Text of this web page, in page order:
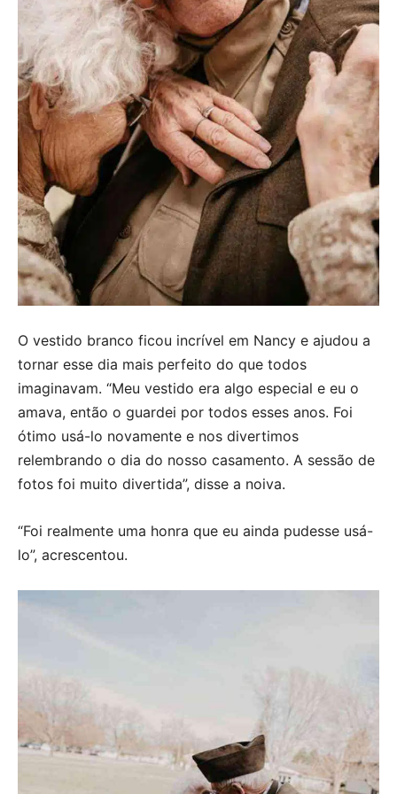
O vestido branco ficou incrível em Nancy e ajudou a
tornar esse dia mais perfeito do que todos
imaginavam. “Meu vestido era algo especial e eu o
amava, então o guardei por todos esses anos. Foi
ótimo usá-lo novamente e nos divertimos
relembrando o dia do nosso casamento. A sessão de
fotos foi muito divertida”, disse a noiva.
“Foi realmente uma honra que eu ainda pudesse usá-
lo”, acrescentou.